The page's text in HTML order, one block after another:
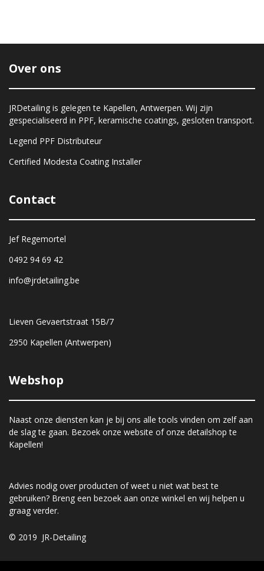
Over ons
JRDetailing is gelegen te Kapellen, Antwerpen. Wij zijn
gespecialiseerd in PPF, keramische coatings, gesloten transport.
Legend PPF Distributeur
Certified Modesta Coating Installer
Contact
Jef Regemortel
0492 94 69 42
info@jrdetailing.be
Lieven Gevaertstraat 15B/7
2950 Kapellen (Antwerpen)
Webshop
Naast onze diensten kan je bij ons alle tools vinden om zelf aan
de slag te gaan. Bezoek onze website of onze detailshop te
Kapellen!
Advies nodig over producten of weet u niet wat best te
gebruiken? Breng een bezoek aan onze winkel en wij helpen u
graag verder.
© 2019 JR-Detailing